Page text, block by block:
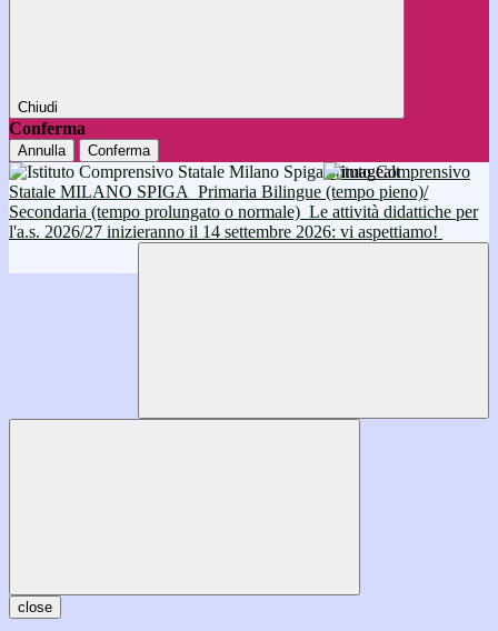
Chiudi
Conferma
Annulla Conferma
Istituto Comprensivo
Statale MILANO SPIGA Primaria Bilingue (tempo pieno)/
Secondaria (tempo prolungato o normale) Le attività didattiche per
l'a.s. 2026/27 inizieranno il 14 settembre 2026: vi aspettiamo!
close